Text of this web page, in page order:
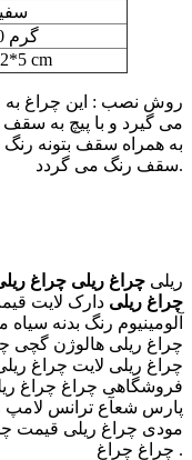
700 گرم
cm
روش نصب : این چراغ به
می گیرد و با پیچ به
به همراه سقف بتونه رنگ
سقف رنگ می گردد.
ریلی چراغ ریلی چراغ
چراغ ریلی دارک لایت
آلومینیوم رنگ بدنه
چراغ ریلی لایت چراغ
فروشگاهی چراغ چراغ
پارس شعآع ترانس
مودی ‫چراغ ریلی قیمت
چراغ ‬‎ چراغ .